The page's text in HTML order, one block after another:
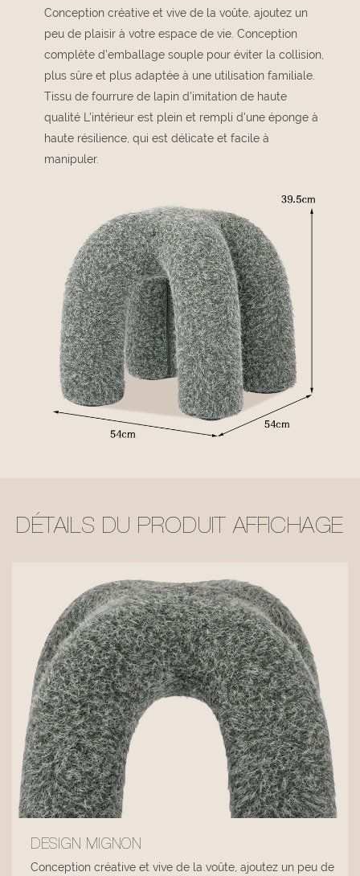
Conception créative et vive de la voûte, ajoutez un
peu de plaisir à votre espace de vie. Conception
complète d'emballage souple pour éviter la collision,
plus sûre et plus adaptée à une utilisation familiale.
Tissu de fourrure de lapin d'imitation de haute
qualité L'intérieur est plein et rempli d'une éponge à
haute résilience, qui est délicate et facile à
manipuler.
DÉTAILS DU PRODUIT AFFICHAGE
DESIGN MIGNON
Conception créative et vive de la voûte, ajoutez un peu de